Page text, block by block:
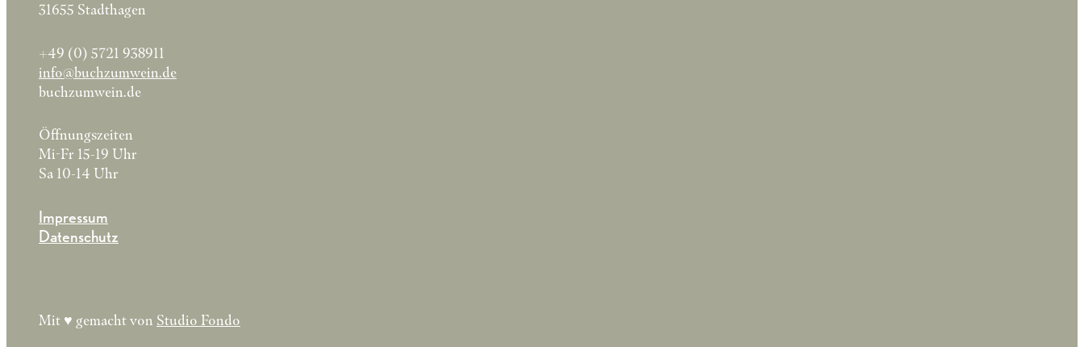
31655 Stadthagen
+49 (0) 5721 938911
info@buchzumwein.de
buchzumwein.de
Öffnungszeiten
Mi-Fr 15-19 Uhr
Sa 10-14 Uhr
Impressum
Datenschutz
Mit ♥︎ gemacht von Studio Fondo